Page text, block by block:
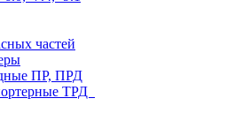
частей
ПР, ПРД
ТРД